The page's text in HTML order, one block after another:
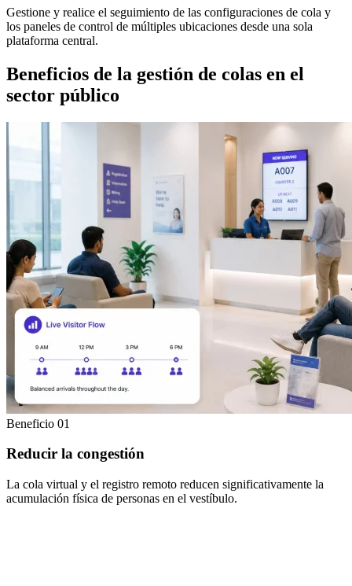
Gestione y realice el seguimiento de las configuraciones de cola y
los paneles de control de múltiples ubicaciones desde una sola
plataforma central.
Beneficios de la gestión de colas en el
sector público
Beneficio 01
Reducir la congestión
La cola virtual y el registro remoto reducen significativamente la
acumulación física de personas en el vestíbulo.